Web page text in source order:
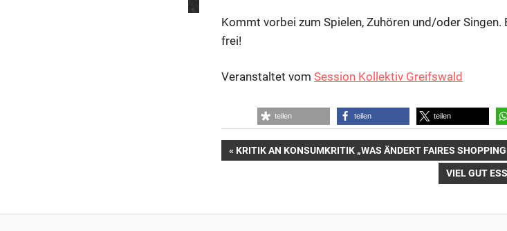
Kommt vorbei zum Spielen, Zuhören und/oder
frei!
Veranstaltet vom Session Kollektiv Greifswald
teilen teilen teilen
Beitrags-
VORHERIGER
KRITIK AN KONSUMKRITIK „WAS ÄNDERT FAIRES
NÄCHSTER
BEITRAG:
VIEL GUT